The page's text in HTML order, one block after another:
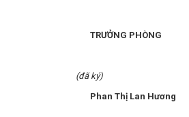
TRƯỞNG PHÒNG
(đã ký)
Phan Thị Lan Hương